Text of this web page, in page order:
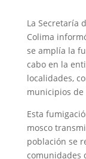
La Secretaría
Colima
se amplía la
cabo en la
localidades,
municipios
Esta
mosco
población se
comunidades